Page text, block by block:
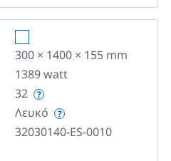
300 × 1400 × 155 mm
1389watt
32
Λευκό
32030140-ES-0010